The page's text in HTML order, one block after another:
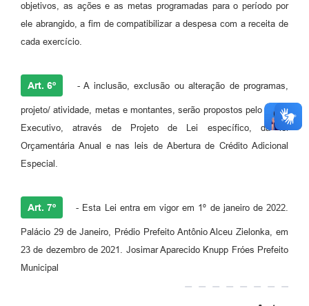
objetivos, as ações e as metas programadas para o período por
ele abrangido, a fim de compatibilizar a despesa com a receita de
cada exercício.
Art. 6º - A inclusão, exclusão ou alteração de programas,
projeto/ atividade, metas e montantes, serão propostos pelo Poder
Executivo, através de Projeto de Lei específico, da lei
Orçamentária Anual e nas leis de Abertura de Crédito Adicional
Especial.
Art. 7º - Esta Lei entra em vigor em 1º de janeiro de 2022.
Palácio 29 de Janeiro, Prédio Prefeito Antônio Alceu Zielonka, em
23 de dezembro de 2021. Josimar Aparecido Knupp Fróes Prefeito
Municipal